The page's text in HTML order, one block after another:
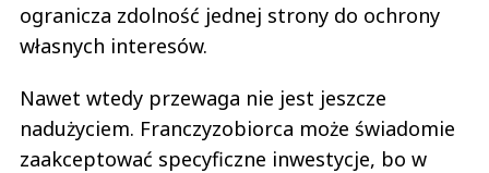
ogranicza zdolność jednej strony do ochrony
własnych interesów.
Nawet wtedy przewaga nie jest jeszcze
nadużyciem. Franczyzobiorca może świadomie
zaakceptować specyficzne inwestycje, bo w